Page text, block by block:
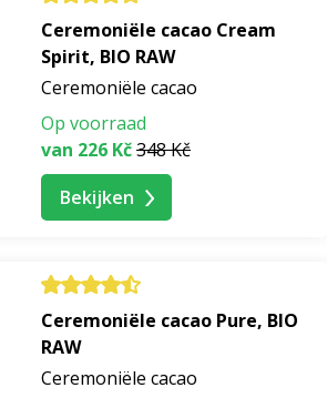
Ceremoniële cacao Cream
Spirit, BIO RAW
Ceremoniële cacao
Op voorraad
van 226 Kč348 Kč
Bekijken
Ceremoniële cacao Pure, BIO
RAW
Ceremoniële cacao